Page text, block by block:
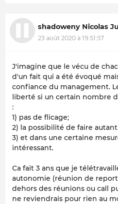
shadoweny Nicolas
23 août 2020 à 19:51:57
J'imagine que le vécu de
d'un fait qui a été évoqué
confiance du management.
liberté si un certain nombre
:
1) pas de flicage;
2) la possibilité de faire
3) et dans une certaine
intéressant.
Ca fait 3 ans que je
autonomie (réunion de
dehors des réunions ou call
ne reviendrais pour rien au